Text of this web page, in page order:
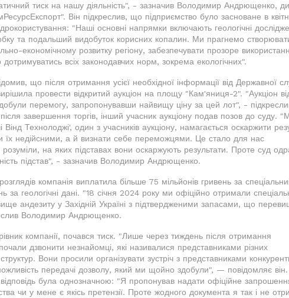
тиск на нашу діяльність", - зазначив Володимир Андрющенко,
Він підкреслив, що підприємство було засноване в
"Наші основні напрямки включають геологічні
та подальший видобуток корисних копалин. Ми прагнемо
економічному розвитку регіону, забезпечувати прозоре
дотримуватись всіх законодавчих норм, зокрема екологічних".
що після отримання усієї необхідної інформації від Державної
провести відкритий аукціон на площу "Кам'яниця-2". "Аукціон
перемогу, запропонувавши найвищу ціну за цей лот", -
завершення торгів, інший учасник аукціону подав позов до суду.
Технолоджі', один з учасників аукціону, намагається оскаржити
їх недійсними, а й визнати себе переможцями. Це стало для нас
на яких підставах вони оскаржують результати. Проте суд
підстав", - зазначив Володимир Андрющенко.
компанія виплатила більше 75 мільйонів гривень за
за геологічні дані. "18 січня 2024 року ми офіційно отримали
андезиту у Західній Україні з підтвердженими запасами, що
Володимир Андрющенко.
компанії, почався тиск. "Лише через тиждень після отримання
дзвонити незнайомці, які називалися представниками різних
Вони просили організувати зустріч з представниками
передачі дозволу, який ми щойно здобули", — повідомляє
відповідь була однозначною: "Я пропонував надати офіційне
чи у мене є якісь претензії. Проте жодного документа я так і не